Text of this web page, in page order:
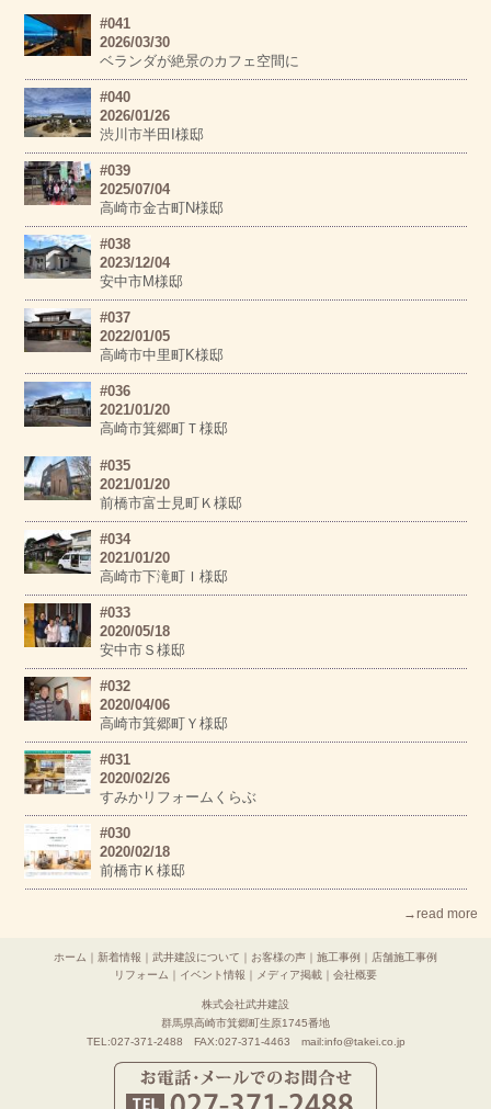
#041
2026/03/30
ベランダが絶景のカフェ空間に
#040
2026/01/26
渋川市半田I様邸
#039
2025/07/04
高崎市金古町N様邸
#038
2023/12/04
安中市M様邸
#037
2022/01/05
高崎市中里町K様邸
#036
2021/01/20
高崎市箕郷町Ｔ様邸
#035
2021/01/20
前橋市富士見町Ｋ様邸
#034
2021/01/20
高崎市下滝町Ｉ様邸
#033
2020/05/18
安中市Ｓ様邸
#032
2020/04/06
高崎市箕郷町Ｙ様邸
#031
2020/02/26
すみかリフォームくらぶ
#030
2020/02/18
前橋市Ｋ様邸
→read more
ホーム 新着情報 武井建設について お客様の声 施工事例
店舗施工事例
リフォーム
イベント情報 メディア掲載 会社概要
株式会社武井建設
群馬県高崎市箕郷町生原1745番地
TEL:027-371-2488 FAX:027-371-4463 mail:info@takei.co.jp